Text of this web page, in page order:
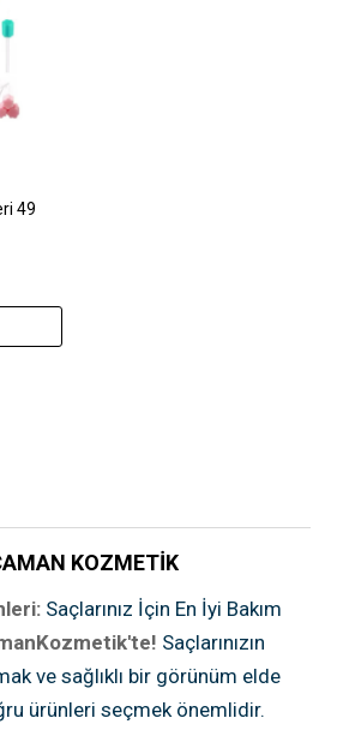
49
KOZMETİK
Saçlarınız İçin En İyi Bakım
Saçlarınızın
ve sağlıklı bir görünüm elde
ürünleri seçmek önemlidir.